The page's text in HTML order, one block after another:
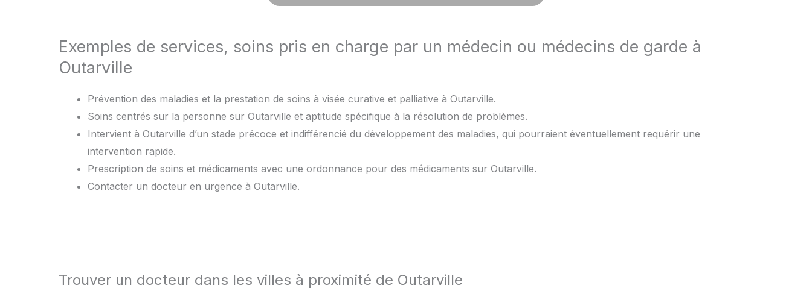
Exemples de services, soins pris en charge par un médecin ou médecins de garde à
Outarville
Prévention des maladies et la prestation de soins à visée curative et palliative à Outarville.
Soins centrés sur la personne sur Outarville et aptitude spécifique à la résolution de problèmes.
Intervient à Outarville d’un stade précoce et indifférencié du développement des maladies, qui pourraient éventuellement requérir une
intervention rapide.
Prescription de soins et médicaments avec une ordonnance pour des médicaments sur Outarville.
Contacter un docteur en urgence à Outarville.
Trouver un docteur dans les villes à proximité de Outarville